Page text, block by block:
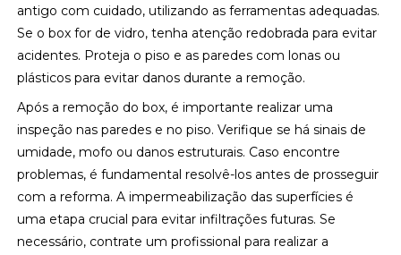
antigo com cuidado, utilizando as ferramentas adequadas.
Se o box for de vidro, tenha atenção redobrada para evitar
acidentes. Proteja o piso e as paredes com lonas ou
plásticos para evitar danos durante a remoção.
Após a remoção do box, é importante realizar uma
inspeção nas paredes e no piso. Verifique se há sinais de
umidade, mofo ou danos estruturais. Caso encontre
problemas, é fundamental resolvê-los antes de prosseguir
com a reforma. A impermeabilização das superfícies é
uma etapa crucial para evitar infiltrações futuras. Se
necessário, contrate um profissional para realizar a